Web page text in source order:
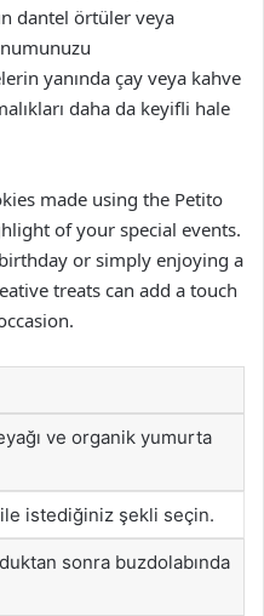
dantel örtüler veya
yanında çay veya kahve
daha da keyifli hale
made using the Petito
of your special events.
or simply enjoying a
treats can add a touch
ve organik yumurta
istediğiniz şekli seçin.
sonra buzdolabında